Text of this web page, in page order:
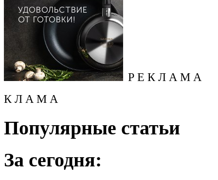
Р Е К Л А М А
К Л А М А
Популярные статьи
За сегодня: